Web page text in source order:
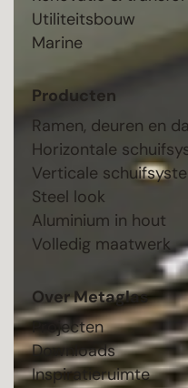
Utiliteitsbouw
Marine
Producten
Ramen, deuren en
Horizontale
Verticale
Steel look
Aluminium in hout
Volledig maatwerk
Over Metaglas
Projecten
Downloads
Inspiratieruimte